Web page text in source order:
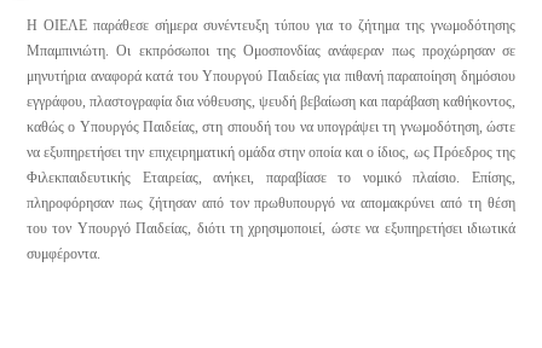
Η ΟΙΕΛΕ παράθεσε σήμερα συνέντευξη τύπου για το ζήτημα της γνωμοδότησης
Μπαμπινιώτη. Οι εκπρόσωποι της Ομοσπονδίας ανάφεραν πως προχώρησαν σε
μηνυτήρια αναφορά κατά του Υπουργού Παιδείας για πιθανή παραποίηση δημόσιου
εγγράφου, πλαστογραφία δια νόθευσης, ψευδή βεβαίωση και παράβαση καθήκοντος,
καθώς ο Υπουργός Παιδείας, στη σπουδή του να υπογράψει τη γνωμοδότηση, ώστε
να εξυπηρετήσει την επιχειρηματική ομάδα στην οποία και ο ίδιος, ως Πρόεδρος της
Φιλεκπαιδευτικής Εταιρείας, ανήκει, παραβίασε το νομικό πλαίσιο. Επίσης,
πληροφόρησαν πως ζήτησαν από τον πρωθυπουργό να απομακρύνει από τη θέση
του τον Υπουργό Παιδείας, διότι τη χρησιμοποιεί, ώστε να εξυπηρετήσει ιδιωτικά
συμφέροντα.